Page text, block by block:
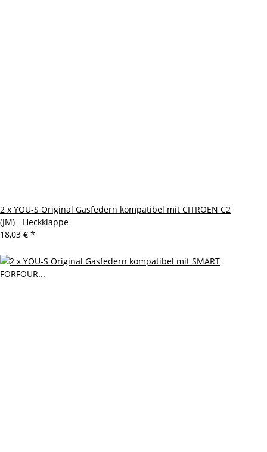
2 x YOU-S Original Gasfedern kompatibel mit CITROEN C2
(JM) - Heckklappe
18,03 € *